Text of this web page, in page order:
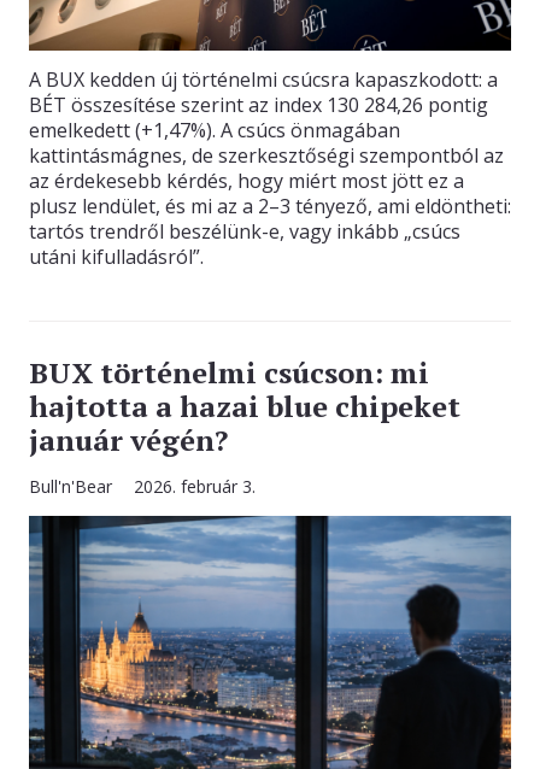
A BUX kedden új történelmi csúcsra kapaszkodott: a
BÉT összesítése szerint az index 130 284,26 pontig
emelkedett (+1,47%). A csúcs önmagában
kattintásmágnes, de szerkesztőségi szempontból az
az érdekesebb kérdés, hogy miért most jött ez a
plusz lendület, és mi az a 2–3 tényező, ami eldöntheti:
tartós trendről beszélünk-e, vagy inkább „csúcs
utáni kifulladásról”.
BUX történelmi csúcson: mi
hajtotta a hazai blue chipeket
január végén?
Bull'n'Bear 2026. február 3.